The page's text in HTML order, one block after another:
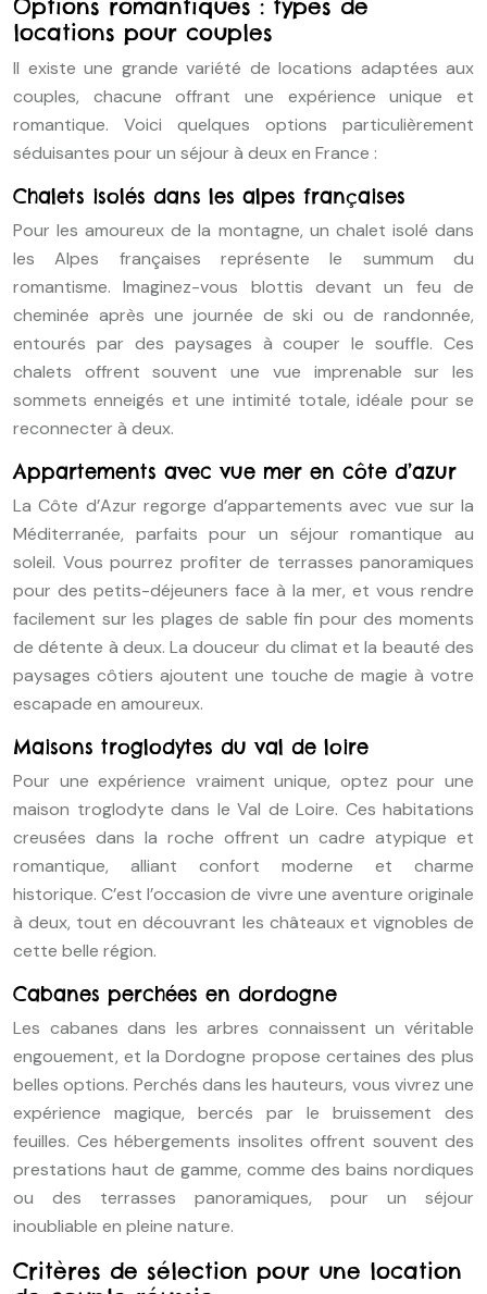
Options romantiques : types de
locations pour couples
Il existe une grande variété de locations adaptées aux
couples, chacune offrant une expérience unique et
romantique. Voici quelques options particulièrement
séduisantes pour un séjour à deux en France :
Chalets isolés dans les alpes françaises
Pour les amoureux de la montagne, un chalet isolé dans
les Alpes françaises représente le summum du
romantisme. Imaginez-vous blottis devant un feu de
cheminée après une journée de ski ou de randonnée,
entourés par des paysages à couper le souffle. Ces
chalets offrent souvent une vue imprenable sur les
sommets enneigés et une intimité totale, idéale pour se
reconnecter à deux.
Appartements avec vue mer en côte d’azur
La Côte d’Azur regorge d’appartements avec vue sur la
Méditerranée, parfaits pour un séjour romantique au
soleil. Vous pourrez profiter de terrasses panoramiques
pour des petits-déjeuners face à la mer, et vous rendre
facilement sur les plages de sable fin pour des moments
de détente à deux. La douceur du climat et la beauté des
paysages côtiers ajoutent une touche de magie à votre
escapade en amoureux.
Maisons troglodytes du val de loire
Pour une expérience vraiment unique, optez pour une
maison troglodyte dans le Val de Loire. Ces habitations
creusées dans la roche offrent un cadre atypique et
romantique, alliant confort moderne et charme
historique. C’est l’occasion de vivre une aventure originale
à deux, tout en découvrant les châteaux et vignobles de
cette belle région.
Cabanes perchées en dordogne
Les cabanes dans les arbres connaissent un véritable
engouement, et la Dordogne propose certaines des plus
belles options. Perchés dans les hauteurs, vous vivrez une
expérience magique, bercés par le bruissement des
feuilles. Ces hébergements insolites offrent souvent des
prestations haut de gamme, comme des bains nordiques
ou des terrasses panoramiques, pour un séjour
inoubliable en pleine nature.
Critères de sélection pour une location